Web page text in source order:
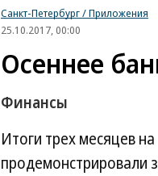
Санкт-Петербург / Приложения
25.10.2017, 00:00
Осеннее
Финансы
Итоги трех месяцев
продемонстрировали